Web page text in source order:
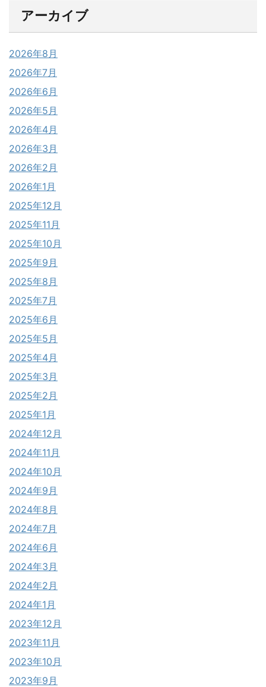
アーカイブ
2026年8月
2026年7月
2026年6月
2026年5月
2026年4月
2026年3月
2026年2月
2026年1月
2025年12月
2025年11月
2025年10月
2025年9月
2025年8月
2025年7月
2025年6月
2025年5月
2025年4月
2025年3月
2025年2月
2025年1月
2024年12月
2024年11月
2024年10月
2024年9月
2024年8月
2024年7月
2024年6月
2024年3月
2024年2月
2024年1月
2023年12月
2023年11月
2023年10月
2023年9月